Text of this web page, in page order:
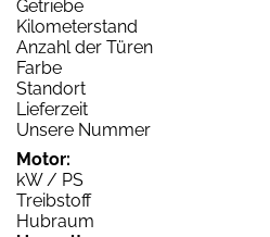
Getriebe
Kilometerstand
Anzahl der Türen
Farbe
Standort
Lieferzeit
Unsere Nummer
Motor:
kW / PS
Treibstoff
Hubraum